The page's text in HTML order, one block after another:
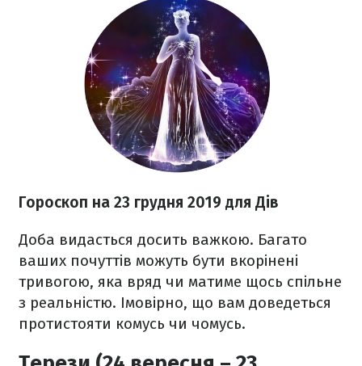
Гороскоп на 23 грудня 2019 для Дів
Доба видасться досить важкою. Багато
ваших почуттів можуть бути вкорінені
тривогою, яка вряд чи матиме щось спільне
з реальністю. Імовірно, що вам доведеться
протистояти комусь чи чомусь.